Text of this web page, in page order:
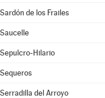
Sardón de los Frailes
Saucelle
Sepulcro-Hilario
Sequeros
Serradilla del Arroyo